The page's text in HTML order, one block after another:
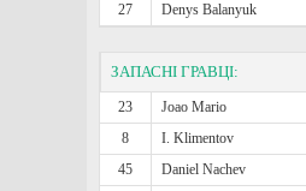
27
Denys Balanyuk
ЗАПАСНІ ГРАВЦІ:
23 Joao Mario
8
I. Klimentov
45
Daniel Nachev